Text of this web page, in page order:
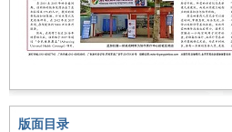
版面目录